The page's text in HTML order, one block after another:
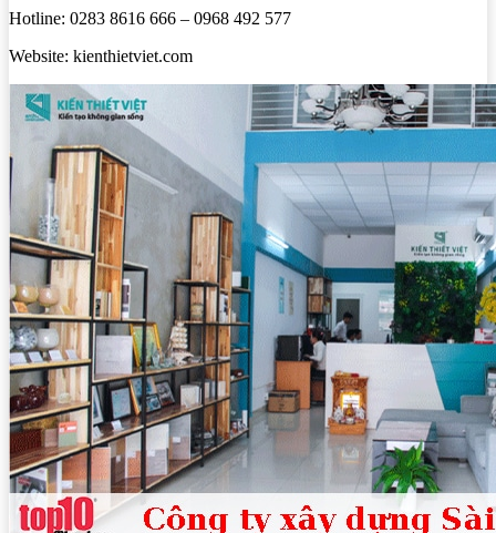
Hotline: 0283 8616 666 – 0968 492 577
Website: kienthietviet.com